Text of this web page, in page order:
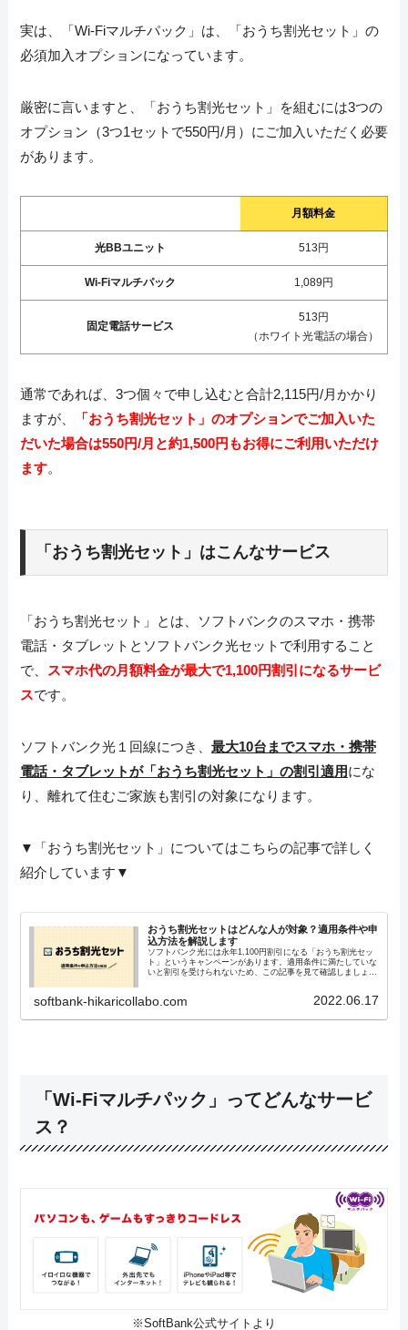
実は、「Wi-Fiマルチパック」は、「おうち割光セット」の
必須加入オプションになっています。
厳密に言いますと、「おうち割光セット」を組むには3つの
オプション（3つ1セットで550円/月）にご加入いただく必要
があります。
月額料金
光BBユニット 513円
Wi-Fiマルチパック 1,089円
固定電話サービス
513円
（ホワイト光電話の場合）
通常であれば、3つ個々で申し込むと合計2,115円/月かかり
ますが、
「おうち割光セット」のオプションでご加入いた
だいた場合は550円/月と約1,500円もお得にご利用いただけ
ます。
「おうち割光セット」はこんなサービス
「おうち割光セット」とは、ソフトバンクのスマホ・携帯
電話・タブレットとソフトバンク光セットで利用すること
で、
スマホ代の月額料金が最大で1,100円割引になるサービ
スです。
ソフトバンク光１回線につき、 最大10台までスマホ・携帯
電話・タブレットが「おうち割光セット」の割引適用にな
り、離れて住むご家族も割引の対象になります。
▼「おうち割光セット」についてはこちらの記事で詳しく
紹介しています▼
おうち割光セットはどんな人が対象？適用条件や申
込方法を解説します
ソフトバンク光には永年1,100円割引になる「おうち割光セッ
ト」というキャンペーンがあります。適用条件に満たしていな
いと割引を受けられないため、この記事を見て確認しましょ
softbank-hikaricollabo.com 2022.06.17
「Wi-Fiマルチパック」ってどんなサービ
ス？
※SoftBank公式サイトより